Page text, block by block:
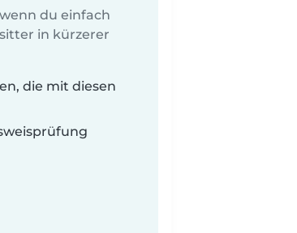
du einfach
in kürzerer
die mit diesen